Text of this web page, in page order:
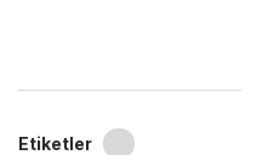
Etiketler